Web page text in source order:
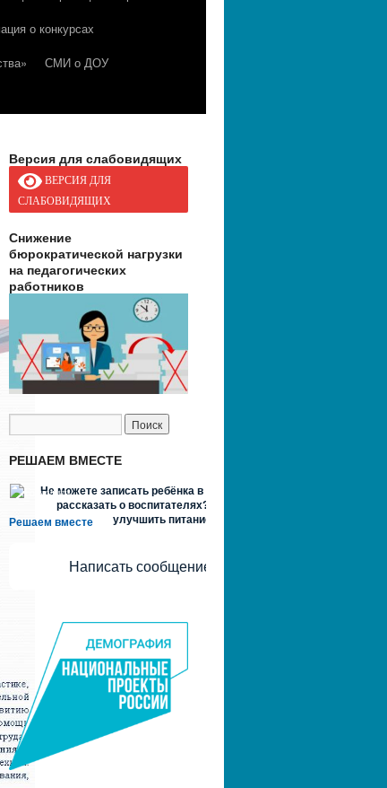
о конкурсах
СМИ о ДОУ
Версия для слабовидящих
ВЕРСИЯ ДЛЯ
СЛАБОВИДЯЩИХ
Снижение
бюрократической нагрузки
на педагогических
работников
РЕШАЕМ ВМЕСТЕ
Решаем вместе
Не можете записать ребёнка в сад? Хотите
рассказать о воспитателях? Знаете, как
улучшить питание и занятия?
Написать сообщение